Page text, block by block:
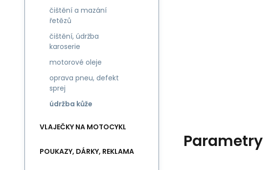
Parametry
čištění a mazání
řetězů
čištění, údržba
karoserie
motorové oleje
oprava pneu, defekt
sprej
údržba kůže
VLAJEČKY NA MOTOCYKL
POUKAZY, DÁRKY, REKLAMA